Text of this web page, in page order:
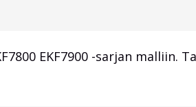
EKF7900 -sarjan malliin.